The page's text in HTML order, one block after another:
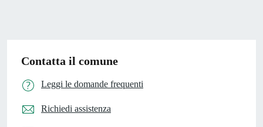
Contatta il comune
Leggi le domande frequenti
Richiedi assistenza